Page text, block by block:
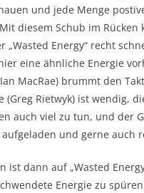
und jede Menge
diesem Schub im Rücken
„Wasted Energy“ recht
eine ähnliche Energie
MacRae) brummt den
(Greg Rietwyk) ist wendig,
auch viel zu tun, und der
aufgeladen und gerne auch
ist dann auf „Wasted
Energie zu